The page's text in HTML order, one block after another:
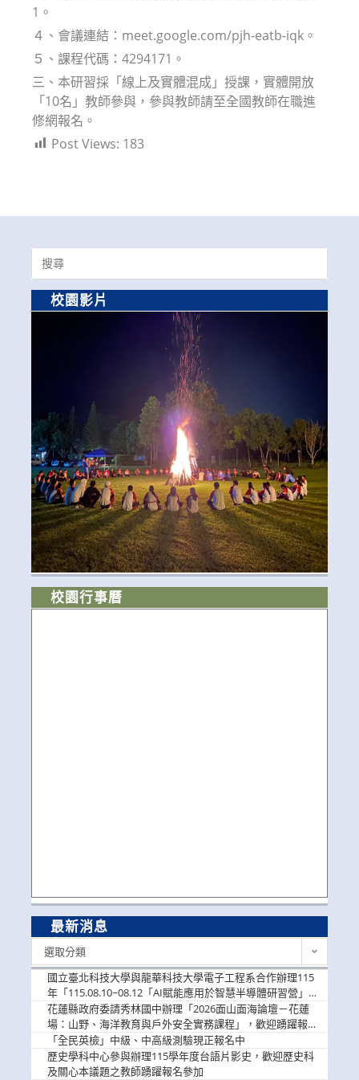
1。
４、會議連結：meet.google.com/pjh-eatb-iqk。
５、課程代碼：4294171。
三、本研習採「線上及實體混成」授課，實體開放
「10名」教師參與，參與教師請至全國教師在職進
修網報名。
Post Views: 183
Search
for:
校園影片
校園行事曆
最新消息
選取分類
國立臺北科技大學與龍華科技大學電子工程系合作辦理115
年「115.08.10~08.12「AI賦能應用於智慧半導體研習營」，
歡迎學生踴躍報名參加
花蓮縣政府委請秀林國中辦理「2026面山面海論壇－花蓮
場：山野、海洋教育與戶外安全實務課程」，歡迎踴躍報名
參加
「全民英檢」中級、中高級測驗現正報名中
歷史學科中心參與辦理115學年度台語片影史，歡迎歷史科
及關心本議題之教師踴躍報名參加